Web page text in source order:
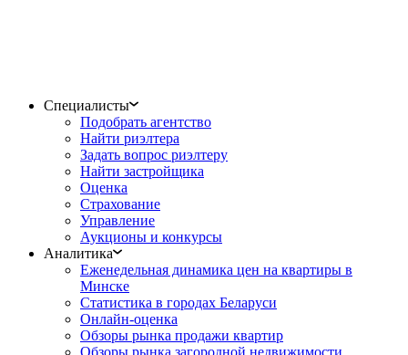
Специалисты
Подобрать агентство
Найти риэлтера
Задать вопрос риэлтеру
Найти застройщика
Оценка
Страхование
Управление
Аукционы и конкурсы
Аналитика
Еженедельная динамика цен на квартиры в
Минске
Статистика в городах Беларуси
Онлайн-оценка
Обзоры рынка продажи квартир
Обзоры рынка загородной недвижимости